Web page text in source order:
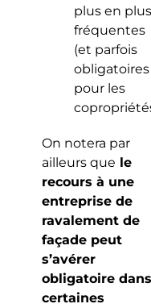
plus en plus
fréquentes
(et parfois
obligatoires
pour les
On notera par
ailleurs que le
recours à une
entreprise de
ravalement de
façade peut
s’avérer
obligatoire dans
certaines